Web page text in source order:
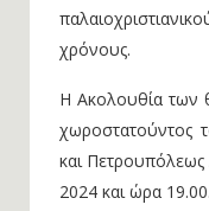
χρόνους.
Η Ακολουθία των
χωροστατούντος
και
2024 και ώρα 19.00.